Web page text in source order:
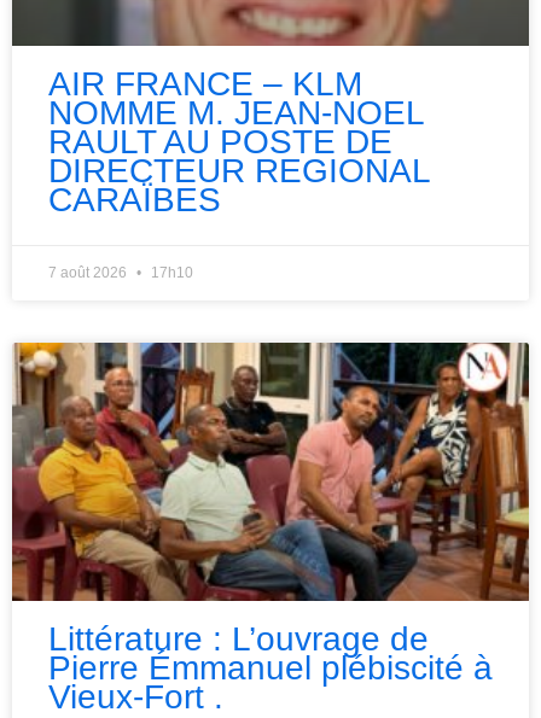
AIR FRANCE – KLM
NOMME M. JEAN-NOEL
RAULT AU POSTE DE
DIRECTEUR REGIONAL
CARAÏBES
7 août 2026 17h10
Littérature : L’ouvrage de
Pierre Émmanuel plébiscité à
Vieux-Fort .